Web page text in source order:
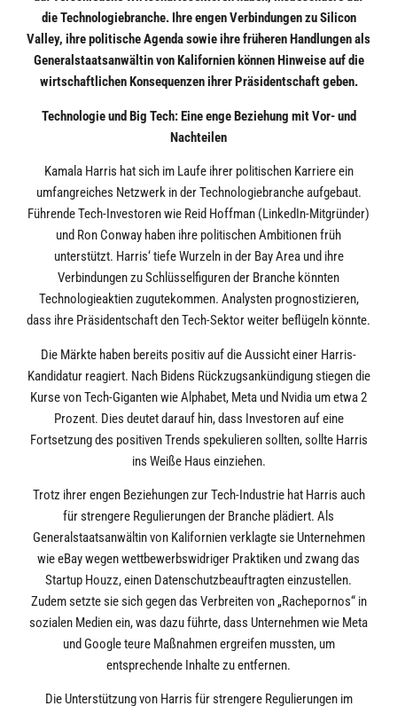
die Technologiebranche. Ihre engen Verbindungen zu Silicon
Valley, ihre politische Agenda sowie ihre früheren Handlungen als
Generalstaatsanwältin von Kalifornien können Hinweise auf die
wirtschaftlichen Konsequenzen ihrer Präsidentschaft geben.
Technologie und Big Tech: Eine enge Beziehung mit Vor- und
Nachteilen
Kamala Harris hat sich im Laufe ihrer politischen Karriere ein
umfangreiches Netzwerk in der Technologiebranche aufgebaut.
Führende Tech-Investoren wie Reid Hoffman (LinkedIn-Mitgründer)
und Ron Conway haben ihre politischen Ambitionen früh
unterstützt. Harris‘ tiefe Wurzeln in der Bay Area und ihre
Verbindungen zu Schlüsselfiguren der Branche könnten
Technologieaktien zugutekommen. Analysten prognostizieren,
dass ihre Präsidentschaft den Tech-Sektor weiter beflügeln könnte.
Die Märkte haben bereits positiv auf die Aussicht einer Harris-
Kandidatur reagiert. Nach Bidens Rückzugsankündigung stiegen die
Kurse von Tech-Giganten wie Alphabet, Meta und Nvidia um etwa 2
Prozent. Dies deutet darauf hin, dass Investoren auf eine
Fortsetzung des positiven Trends spekulieren sollten, sollte Harris
ins Weiße Haus einziehen.
Trotz ihrer engen Beziehungen zur Tech-Industrie hat Harris auch
für strengere Regulierungen der Branche plädiert. Als
Generalstaatsanwältin von Kalifornien verklagte sie Unternehmen
wie eBay wegen wettbewerbswidriger Praktiken und zwang das
Startup Houzz, einen Datenschutzbeauftragten einzustellen.
Zudem setzte sie sich gegen das Verbreiten von „Rachepornos“ in
sozialen Medien ein, was dazu führte, dass Unternehmen wie Meta
und Google teure Maßnahmen ergreifen mussten, um
entsprechende Inhalte zu entfernen.
Die Unterstützung von Harris für strengere Regulierungen im